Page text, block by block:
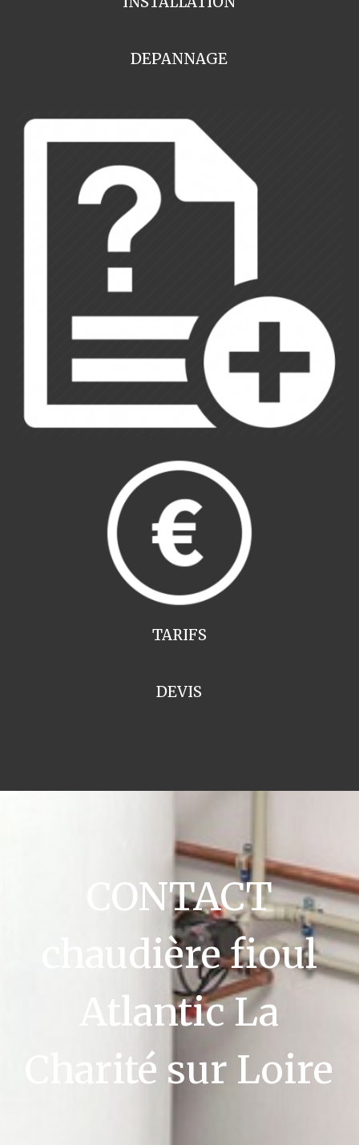
DEPANNAGE
TARIFS
DEVIS
CONTACT
chaudière fioul
Atlantic La
Charité sur Loire